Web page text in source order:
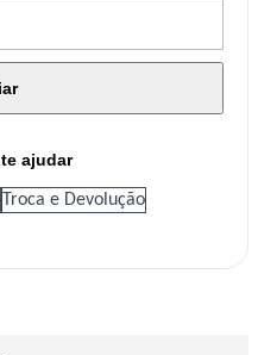
ajudar
Troca e Devolução